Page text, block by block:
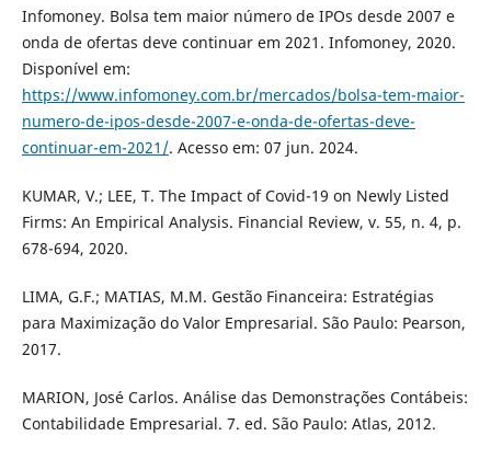
Infomoney. Bolsa tem maior número de IPOs desde 2007 e
onda de ofertas deve continuar em 2021. Infomoney, 2020.
Disponível em:
https://www.infomoney.com.br/mercados/bolsa-tem-maior-
numero-de-ipos-desde-2007-e-onda-de-ofertas-deve-
continuar-em-2021/. Acesso em: 07 jun. 2024.
KUMAR, V.; LEE, T. The Impact of Covid-19 on Newly Listed
Firms: An Empirical Analysis. Financial Review, v. 55, n. 4, p.
678-694, 2020.
LIMA, G.F.; MATIAS, M.M. Gestão Financeira: Estratégias
para Maximização do Valor Empresarial. São Paulo: Pearson,
2017.
MARION, José Carlos. Análise das Demonstrações Contábeis:
Contabilidade Empresarial. 7. ed. São Paulo: Atlas, 2012.